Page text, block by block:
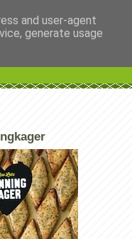
and user-agent
generate usage